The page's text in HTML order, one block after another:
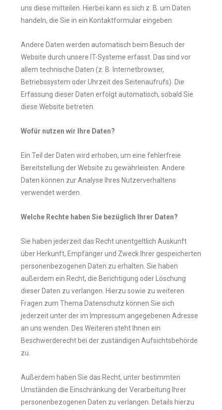
uns diese mitteilen. Hierbei kann es sich z. B. um Daten
handeln, die Sie in ein Kontaktformular eingeben.
Andere Daten werden automatisch beim Besuch der
Website durch unsere IT-Systeme erfasst. Das sind vor
allem technische Daten (z. B. Internetbrowser,
Betriebssystem oder Uhrzeit des Seitenaufrufs). Die
Erfassung dieser Daten erfolgt automatisch, sobald Sie
diese Website betreten.
Wofür nutzen wir Ihre Daten?
Ein Teil der Daten wird erhoben, um eine fehlerfreie
Bereitstellung der Website zu gewährleisten. Andere
Daten können zur Analyse Ihres Nutzerverhaltens
verwendet werden.
Welche Rechte haben Sie bezüglich Ihrer Daten?
Sie haben jederzeit das Recht unentgeltlich Auskunft
über Herkunft, Empfänger und Zweck Ihrer gespeicherten
personenbezogenen Daten zu erhalten. Sie haben
außerdem ein Recht, die Berichtigung oder Löschung
dieser Daten zu verlangen. Hierzu sowie zu weiteren
Fragen zum Thema Datenschutz können Sie sich
jederzeit unter der im Impressum angegebenen Adresse
an uns wenden. Des Weiteren steht Ihnen ein
Beschwerderecht bei der zuständigen Aufsichtsbehörde
zu.
Außerdem haben Sie das Recht, unter bestimmten
Umständen die Einschränkung der Verarbeitung Ihrer
personenbezogenen Daten zu verlangen. Details hierzu